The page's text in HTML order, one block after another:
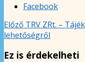
Facebook
Előző TRV ZRt. –
lehetőségről
Ez is érdekelheti